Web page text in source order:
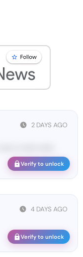
2 DAYS AGO
Verify to unlock
4 DAYS AGO
Verify to unlock